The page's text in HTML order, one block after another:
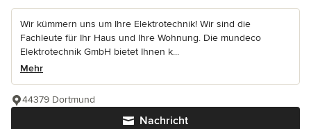
Wir kümmern uns um Ihre Elektrotechnik! Wir sind die
Fachleute für Ihr Haus und Ihre Wohnung. Die mundeco
Elektrotechnik GmbH bietet Ihnen k...
Mehr
Nachricht
44379 Dortmund